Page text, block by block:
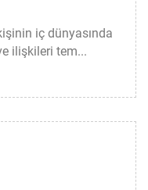
iç dünyasında
ilişkileri tem...